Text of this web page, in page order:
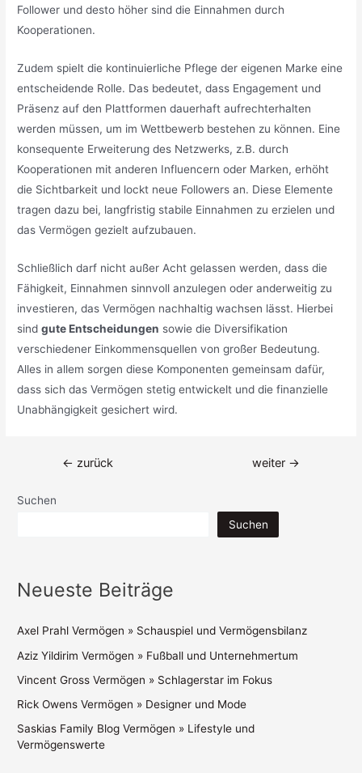
Follower und desto höher sind die Einnahmen durch
Kooperationen.
Zudem spielt die kontinuierliche Pflege der eigenen Marke eine
entscheidende Rolle. Das bedeutet, dass Engagement und
Präsenz auf den Plattformen dauerhaft aufrechterhalten
werden müssen, um im Wettbewerb bestehen zu können. Eine
konsequente Erweiterung des Netzwerks, z.B. durch
Kooperationen mit anderen Influencern oder Marken, erhöht
die Sichtbarkeit und lockt neue Followers an. Diese Elemente
tragen dazu bei, langfristig stabile Einnahmen zu erzielen und
das Vermögen gezielt aufzubauen.
Schließlich darf nicht außer Acht gelassen werden, dass die
Fähigkeit, Einnahmen sinnvoll anzulegen oder anderweitig zu
investieren, das Vermögen nachhaltig wachsen lässt. Hierbei
sindgute Entscheidungen sowie die Diversifikation
verschiedener Einkommensquellen von großer Bedeutung.
Alles in allem sorgen diese Komponenten gemeinsam dafür,
dass sich das Vermögen stetig entwickelt und die finanzielle
Unabhängigkeit gesichert wird.
Beitragsnavigation
← zurück weiter →
Suchen
Suchen
Neueste Beiträge
Axel Prahl Vermögen » Schauspiel und Vermögensbilanz
Aziz Yildirim Vermögen » Fußball und Unternehmertum
Vincent Gross Vermögen » Schlagerstar im Fokus
Rick Owens Vermögen » Designer und Mode
Saskias Family Blog Vermögen » Lifestyle und
Vermögenswerte